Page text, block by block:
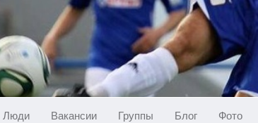
Люди Вакансии Группы Блог Фото